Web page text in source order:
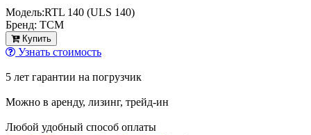
Модель:RTL 140 (ULS 140)
Бренд: TCM
Купить
Узнать стоимость
5 лет гарантии на погрузчик
Можно в аренду, лизинг, трейд-ин
Любой удобный способ оплаты